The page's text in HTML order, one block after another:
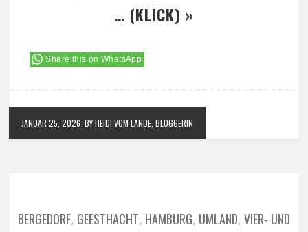
… (KLICK) »
Share this on WhatsApp
JANUAR 25, 2026 BY HEIDI VOM LANDE, BLOGGERIN
BERGEDORF, GEESTHACHT, HAMBURG, UMLAND, VIER- UND